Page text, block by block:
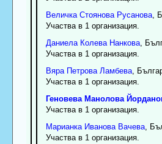
Величка Стоянова Русанова,
Участва в 1 организация.
Даниела Колева Нанкова,
Участва в 1 организация.
Вяра Петрова Ламбева,
Участва в 1 организация.
Геновева Манолова
Участва в 1 организация.
Марианка Иванова Вачева,
Участва в 1 организация.